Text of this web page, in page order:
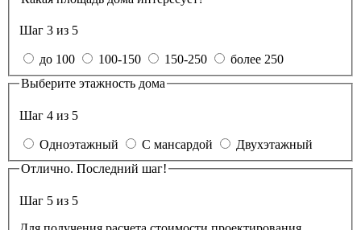
Шаг 3 из 5
до 100 100-150 150-250
более 250
Выберите этажность дома
Шаг 4 из 5
Одноэтажный С мансардой
Двухэтажный
Отлично. Последний шаг!
Шаг 5 из 5